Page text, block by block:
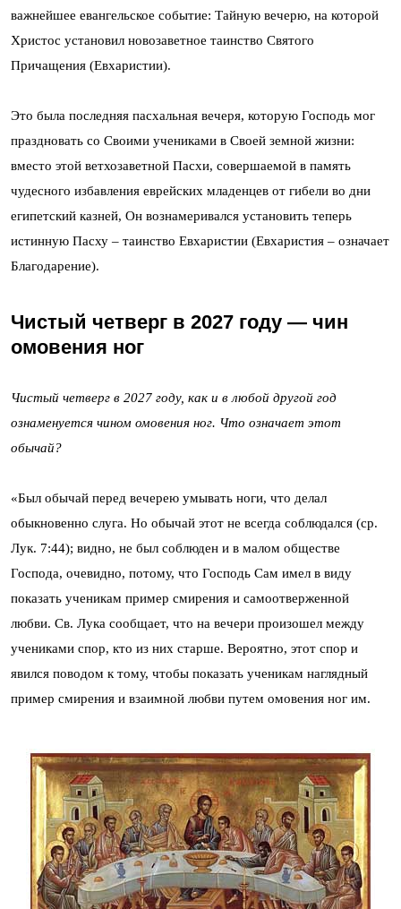
важнейшее евангельское событие: Тайную вечерю, на которой
Христос установил новозаветное таинство Святого
Причащения (Евхаристии).
Это была последняя пасхальная вечеря, которую Господь мог
праздновать со Своими учениками в Своей земной жизни:
вместо этой ветхозаветной Пасхи, совершаемой в память
чудесного избавления еврейских младенцев от гибели во дни
египетский казней, Он вознамеривался установить теперь
истинную Пасху – таинство Евхаристии (Евхаристия – означает
Благодарение).
Чистый четверг в 2027 году — чин
омовения ног
Чистый четверг в 2027 году, как и в любой другой год
ознаменуется чином омовения ног. Что означает этот
обычай?
«Был обычай перед вечерею умывать ноги, что делал
обыкновенно слуга. Но обычай этот не всегда соблюдался (ср.
Лук. 7:44); видно, не был соблюден и в малом обществе
Господа, очевидно, потому, что Господь Сам имел в виду
показать ученикам пример смирения и самоотверженной
любви. Св. Лука сообщает, что на вечери произошел между
учениками спор, кто из них старше. Вероятно, этот спор и
явился поводом к тому, чтобы показать ученикам наглядный
пример смирения и взаимной любви путем омовения ног им.